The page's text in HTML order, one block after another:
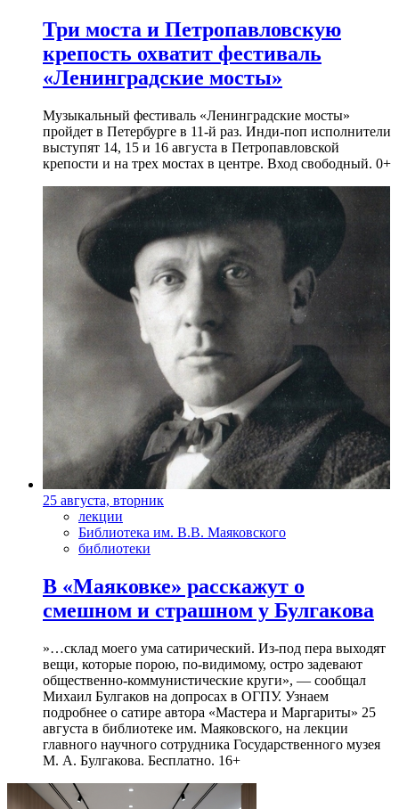
Три моста и Петропавловскую
крепость охватит фестиваль
«Ленинградские мосты»
Музыкальный фестиваль «Ленинградские мосты»
пройдет в Петербурге в 11-й раз. Инди-поп исполнители
выступят 14, 15 и 16 августа в Петропавловской
крепости и на трех мостах в центре. Вход свободный. 0+
25 августа, вторник
лекции
Библиотека им. В.В. Маяковского
библиотеки
В «Маяковке» расскажут о
смешном и страшном у Булгакова
»…склад моего ума сатирический. Из-под пера выходят
вещи, которые порою, по-видимому, остро задевают
общественно-коммунистические круги», — сообщал
Михаил Булгаков на допросах в ОГПУ. Узнаем
подробнее о сатире автора «Мастера и Маргариты» 25
августа в библиотеке им. Маяковского, на лекции
главного научного сотрудника Государственного музея
М. А. Булгакова. Бесплатно. 16+